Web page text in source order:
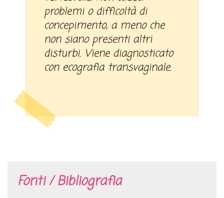
problemi o difficoltà di
concepimento, a meno che
non siano presenti altri
disturbi. Viene diagnosticato
con ecografia transvaginale.
Fonti / Bibliografia